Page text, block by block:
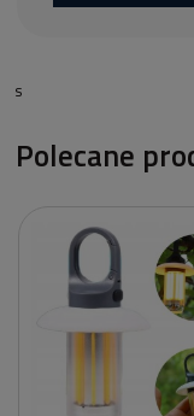
s
Polecane